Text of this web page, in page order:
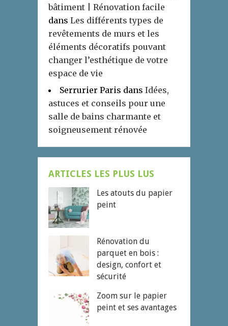
bâtiment | Rénovation facile
dans Les différents types de
revêtements de murs et les
éléments décoratifs pouvant
changer l’esthétique de votre
espace de vie
Serrurier Paris dans Idées,
astuces et conseils pour une
salle de bains charmante et
soigneusement rénovée
ARTICLES LES PLUS LUS
Les atouts du papier
peint
Rénovation du
parquet en bois :
design, confort et
sécurité
Zoom sur le papier
peint et ses avantages